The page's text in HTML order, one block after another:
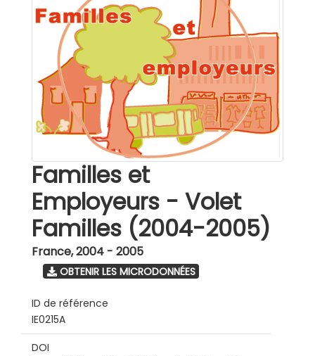
Familles et
Employeurs - Volet
Familles (2004-2005)
France,2004 - 2005
OBTENIR LES MICRODONNÉES
ID de référence
IE0215A
DOI